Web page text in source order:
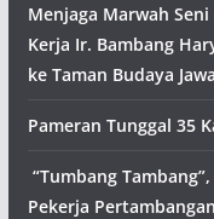
Menjaga Marwah
Kerja Ir. Bambang
ke Taman Budaya
Pameran Tunggal 35
“Tumbang
Pekerja Pertambangan